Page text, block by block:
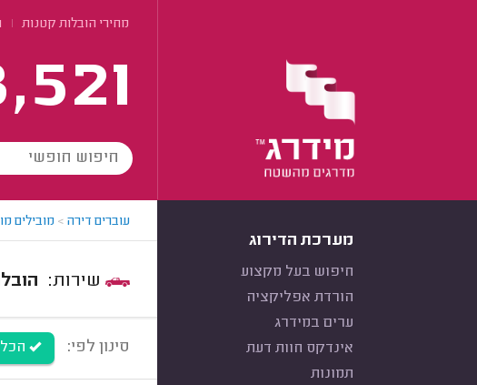
מחירי הובלות קטנות
מערכת הדירוג
חיפוש בעל מקצוע
הורדת אפליקציה
ערים במידרג
אינדקס חוות דעת
תמונות
עוברים דירה > מובילים
סינון לפי: הכל